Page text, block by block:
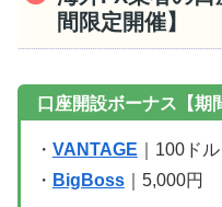
間限定開催】
口座開設ボーナス【期
・ VANTAGE ｜100ドル
・ BigBoss｜5,000円